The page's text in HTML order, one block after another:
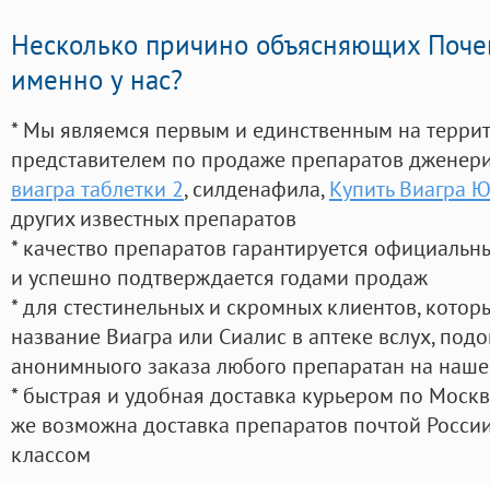
Несколько причино объясняющих
именно у нас?
* Мы являемся первым и единственным на
представителем по продаже препаратов
виагра таблетки 2, силденафила, Купить Виагра
других известных препаратов
* качество препаратов гарантируется
и успешно подтверждается годами продаж
* для стестинельных и скромных клиентов,
название Виагра или Сиалис в аптеке вслух,
анонимныого заказа любого препаратан на
* быстрая и удобная доставка курьером по
же возможна доставка препаратов почтой
классом